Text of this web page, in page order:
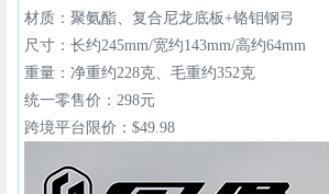
材质：聚氨酯、复合尼龙底板+铬钼钢弓
尺寸：长约245mm/宽约143mm/高约64mm
重量：净重约228克、毛重约352克
统一零售价：298元
跨境平台限价：$49.98